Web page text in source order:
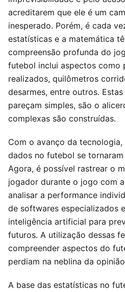
acreditarem que ele é um
inesperado. Porém, é cada
estatísticas e a matemática
compreensão profunda do
futebol inclui aspectos como
realizados, quilômetros
desarmes, entre outros.
pareçam simples, são o
complexas são construídas.
Com o avanço da
dados no futebol se
Agora, é possível rastrear o
jogador durante o jogo com
analisar a performance
de softwares especializados
inteligência artificial para
futuros. A utilização dessas
compreender aspectos do
perdiam na neblina da
A base das estatísticas no